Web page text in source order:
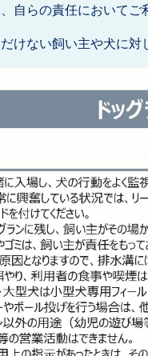
自らの責任においてご
けない飼い主や犬に対